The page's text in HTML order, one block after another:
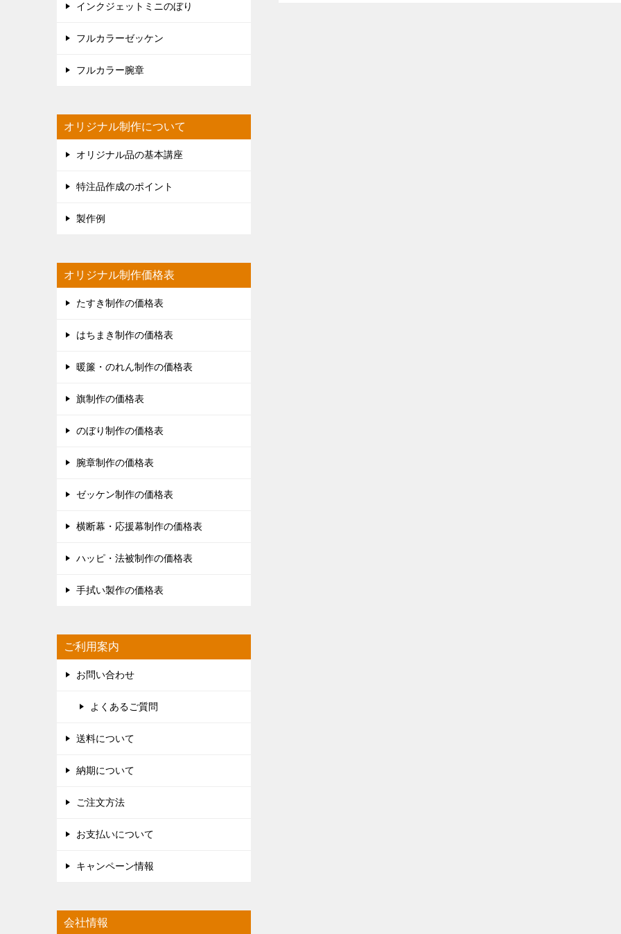
インクジェットミニのぼり
フルカラーゼッケン
フルカラー腕章
オリジナル制作について
オリジナル品の基本講座
特注品作成のポイント
製作例
オリジナル制作価格表
たすき制作の価格表
はちまき制作の価格表
暖簾・のれん制作の価格表
旗制作の価格表
のぼり制作の価格表
腕章制作の価格表
ゼッケン制作の価格表
横断幕・応援幕制作の価格表
ハッピ・法被制作の価格表
手拭い製作の価格表
ご利用案内
お問い合わせ
よくあるご質問
送料について
納期について
ご注文方法
お支払いについて
キャンペーン情報
会社情報